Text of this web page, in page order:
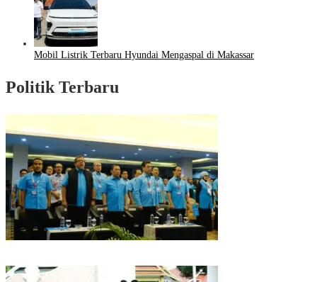
Mobil Listrik Terbaru Hyundai Mengaspal di Makassar
Politik Terbaru